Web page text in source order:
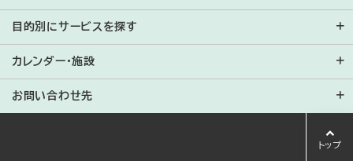
目的別にサービスを探す
カレンダー・施設
お問い合わせ先
トップ